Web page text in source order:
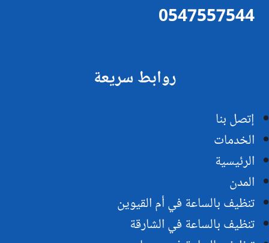
0547557544
روابط سريعة
إتصل بنا
الخدمات
الرئيسية
المدن
تنظيف بالساعة في أم القيوين
تنظيف بالساعة في الشارقة